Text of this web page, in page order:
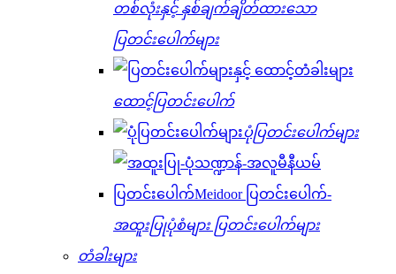
တစ်လုံးနှင့် နှစ်ချက်ချိတ်ထားသော
ပြတင်းပေါက်များ
ထောင့်ပြတင်းပေါက်
ပုံပြတင်းပေါက်များ
အထူးပြုပုံစံများ ပြတင်းပေါက်များ
တံခါးများ